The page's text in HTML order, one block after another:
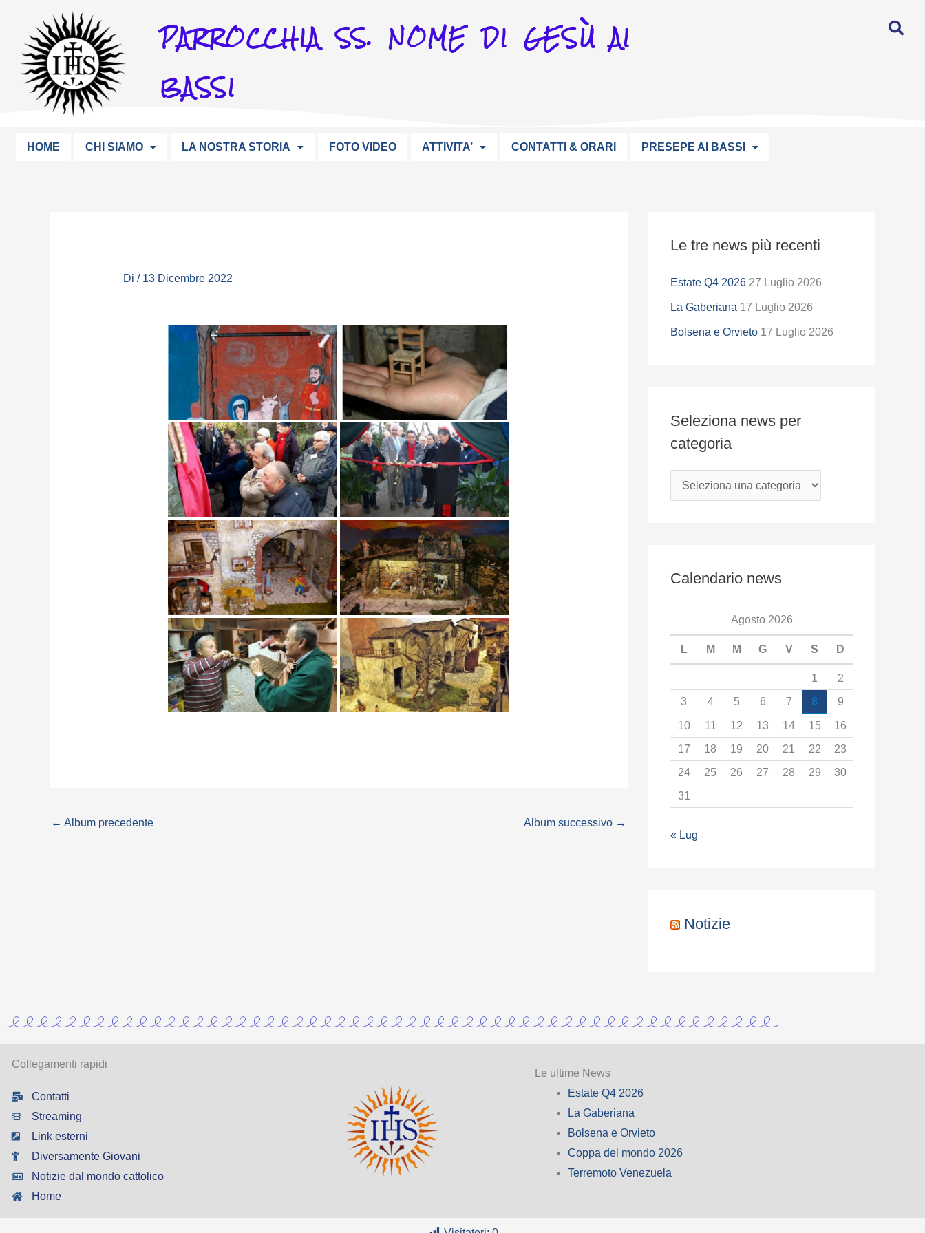
contenuto
PARROCCHIA SS. NOME DI GESÙ AI
BASSI
HOME CHI SIAMO LA NOSTRA STORIA FOTO VIDEO ATTIVITA’ CONTATTI & ORARI PRESEPE AI BASSI
Di / 13 Dicembre 2022
← Album precedente Album successivo →
Le tre news più recenti
Estate Q4 2026 27 Luglio 2026
La Gaberiana 17 Luglio 2026
Bolsena e Orvieto 17 Luglio 2026
Seleziona news per
categoria
e
e
z
i
n
e
c
g
Calendario news
Agosto 2026
L M M G V S D
1
2
3
4 5 6 7 8 9
10 11 12 13 14 15
16
17
18 19 20 21 22
23
24
25 26 27 28 29
30
31
« Lug
Notizie
Collegamenti rapidi
Contatti
Streaming
Link esterni
Diversamente Giovani
Notizie dal mondo cattolico
Home
Le ultime News
Estate Q4 2026
La Gaberiana
Bolsena e Orvieto
Coppa del mondo 2026
Terremoto Venezuela